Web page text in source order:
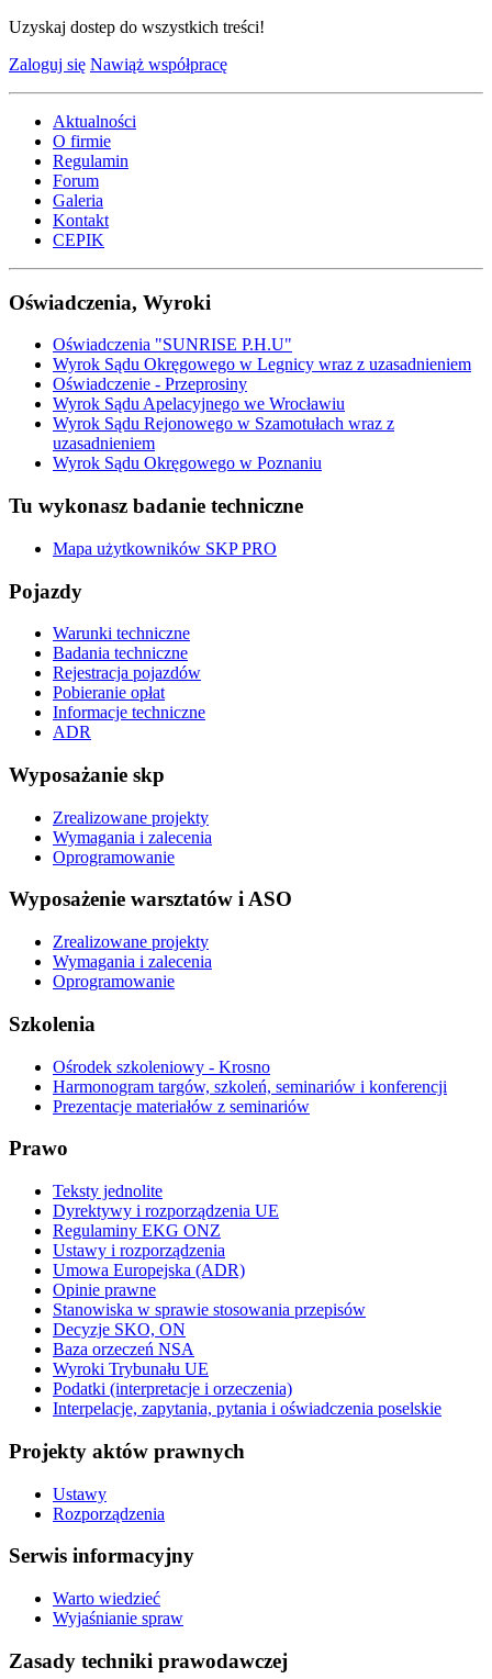
Uzyskaj dostep do wszystkich treści!
Zaloguj się Nawiąż współpracę
Aktualności
O firmie
Regulamin
Forum
Galeria
Kontakt
CEPIK
Oświadczenia, Wyroki
Oświadczenia "SUNRISE P.H.U"
Wyrok Sądu Okręgowego w Legnicy wraz z uzasadnieniem
Oświadczenie - Przeprosiny
Wyrok Sądu Apelacyjnego we Wrocławiu
Wyrok Sądu Rejonowego w Szamotułach wraz z
uzasadnieniem
Wyrok Sądu Okręgowego w Poznaniu
Tu wykonasz badanie techniczne
Mapa użytkowników SKP PRO
Pojazdy
Warunki techniczne
Badania techniczne
Rejestracja pojazdów
Pobieranie opłat
Informacje techniczne
ADR
Wyposażanie skp
Zrealizowane projekty
Wymagania i zalecenia
Oprogramowanie
Wyposażenie warsztatów i ASO
Zrealizowane projekty
Wymagania i zalecenia
Oprogramowanie
Szkolenia
Ośrodek szkoleniowy - Krosno
Harmonogram targów, szkoleń, seminariów i konferencji
Prezentacje materiałów z seminariów
Prawo
Teksty jednolite
Dyrektywy i rozporządzenia UE
Regulaminy EKG ONZ
Ustawy i rozporządzenia
Umowa Europejska (ADR)
Opinie prawne
Stanowiska w sprawie stosowania przepisów
Decyzje SKO, ON
Baza orzeczeń NSA
Wyroki Trybunału UE
Podatki (interpretacje i orzeczenia)
Interpelacje, zapytania, pytania i oświadczenia poselskie
Projekty aktów prawnych
Ustawy
Rozporządzenia
Serwis informacyjny
Warto wiedzieć
Wyjaśnianie spraw
Zasady techniki prawodawczej